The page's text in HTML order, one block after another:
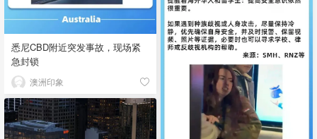
悉尼CBD附近突发事故，现场紧
急封锁
澳洲印象